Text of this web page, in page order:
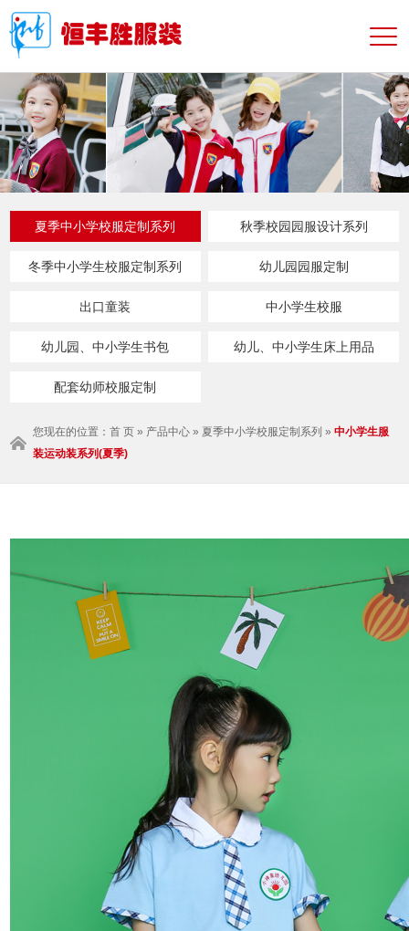
夏季中小学校服定制系列 秋季校园园服设计系列
冬季中小学生校服定制系列 幼儿园园服定制
出口童装 中小学生校服
幼儿园、中小学生书包 幼儿、中小学生床上用品
配套幼师校服定制
您现在的位置：首 页 » 产品中心 » 夏季中小学校服定制系列 »中小学生服
装运动装系列(夏季)